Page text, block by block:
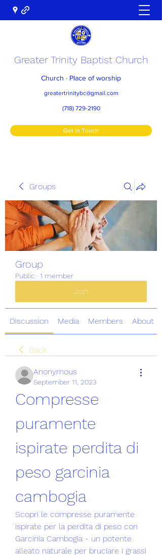
Greater Trinity Baptist Church
Church · Place of worship
greatertrinitybc@gmail.com
(718) 729-2190
Get In Touch
Groups
Group
Public · 1 member
Join
Discussion Media Members About
Back
Anonymous
September 11, 2023
Compresse
puramente
ispirate perdita di
peso garcinia
cambogia
Scopri le compresse puramente
ispirate per la perdita di peso con
Garcinia Cambogia - un potente
alleato naturale per bruciare i grassi